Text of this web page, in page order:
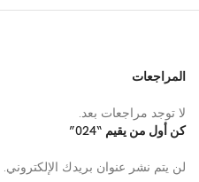
المراجعات
لا توجد مراجعات بعد.
كن أول من يقيم “024”
لن يتم نشر عنوان بريدك الإلكتروني.